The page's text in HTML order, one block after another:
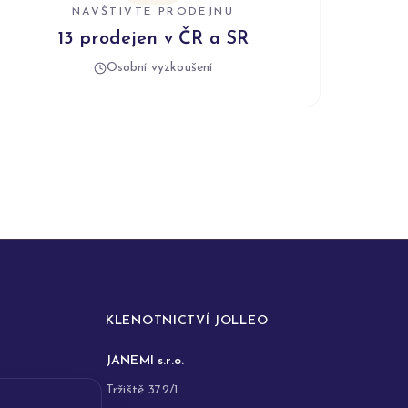
NAVŠTIVTE PRODEJNU
13 prodejen v ČR a SR
Osobní vyzkoušení
KLENOTNICTVÍ JOLLEO
JANEMI s.r.o.
Tržiště 372/1